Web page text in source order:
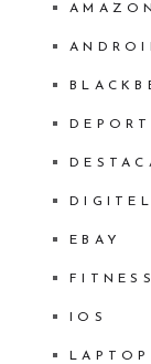
DIGITEL
EBAY
FITNESS
IOS
LAPTOP